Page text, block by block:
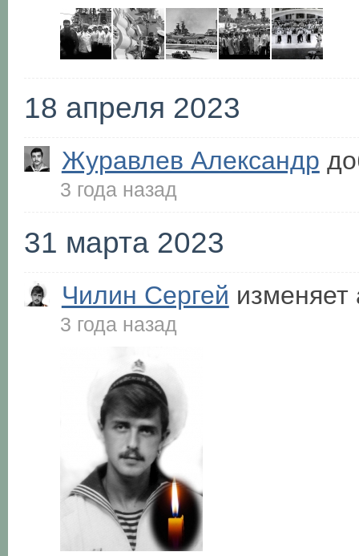
18 апреля 2023
Журавлев Александр
3 года назад
31 марта 2023
Чилин Сергей изменяет
3 года назад